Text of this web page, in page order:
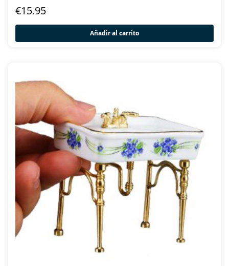
€15.95
Añadir al carrito